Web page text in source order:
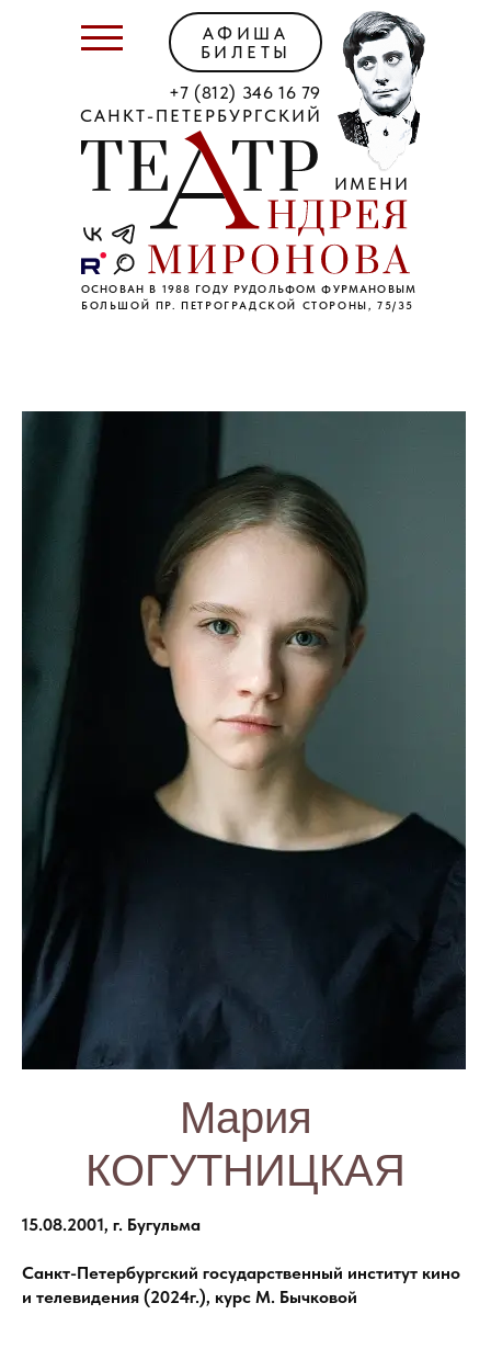
САНКТ-ПЕТЕРБУРГСКИЙ
ИМЕНИ
ОСНОВАН В 1988 ГОДУ РУДОЛЬФОМ ФУРМАНОВЫМ
+7 (812) 346 16 79
БОЛЬШОЙ ПР. ПЕТРОГРАДСКОЙ СТОРОНЫ, 75/35
АФИША
БИЛЕТЫ
Мария
КОГУТНИЦКАЯ
15.08.2001, г. Бугульма
Санкт-Петербургский государственный институт кино
и телевидения (2024г.), курс М. Бычковой